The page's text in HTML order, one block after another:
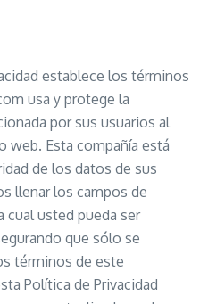
establece los términos
usa y protege la
por sus usuarios al
Esta compañía está
de los datos de sus
llenar los campos de
cual usted pueda ser
que sólo se
términos de este
Política de Privacidad